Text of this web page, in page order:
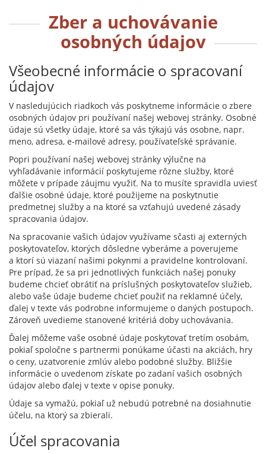
Zber a uchovávanie
osobných údajov
Všeobecné informácie o spracovaní
údajov
V nasledujúcich riadkoch vás poskytneme informácie o zbere
osobných údajov pri používaní našej webovej stránky. Osobné
údaje sú všetky údaje, ktoré sa vás týkajú vás osobne, napr.
meno, adresa, e-mailové adresy, používateľské správanie.
Popri používaní našej webovej stránky výlučne na
vyhľadávanie informácií poskytujeme rôzne služby, ktoré
môžete v prípade záujmu využiť. Na to musíte spravidla uviesť
ďalšie osobné údaje, ktoré použijeme na poskytnutie
predmetnej služby a na ktoré sa vzťahujú uvedené zásady
spracovania údajov.
Na spracovanie vašich údajov využívame sčasti aj externých
poskytovateľov, ktorých dôsledne vyberáme a poverujeme
a ktorí sú viazaní našimi pokynmi a pravidelne kontrolovaní.
Pre prípad, že sa pri jednotlivých funkciách našej ponuky
budeme chcieť obrátiť na príslušných poskytovateľov služieb,
alebo vaše údaje budeme chcieť použiť na reklamné účely,
ďalej v texte vás podrobne informujeme o daných postupoch.
Zároveň uvedieme stanovené kritériá doby uchovávania.
Ďalej môžeme vaše osobné údaje poskytovať tretím osobám,
pokiaľ spoločne s partnermi ponúkame účasti na akciách, hry
o ceny, uzatvorenie zmlúv alebo podobné služby. Bližšie
informácie o uvedenom získate po zadaní vašich osobných
údajov alebo ďalej v texte v opise ponuky.
Údaje sa vymažú, pokiaľ už nebudú potrebné na dosiahnutie
účelu, na ktorý sa zbierali.
Účel spracovania